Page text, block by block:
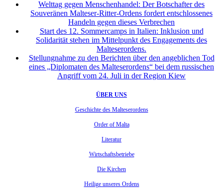
Welttag gegen Menschenhandel: Der Botschafter des
Souveränen Malteser-Ritter-Ordens fordert entschlossenes
Handeln gegen dieses Verbrechen
Start des 12. Sommercamps in Italien: Inklusion und
Solidarität stehen im Mittelpunkt des Engagements des
Malteserordens.
Stellungnahme zu den Berichten über den angeblichen Tod
eines „Diplomaten des Malteserordens“ bei dem russischen
Angriff vom 24. Juli in der Region Kiew
ÜBER UNS
Geschichte des Malteserordens
Order of Malta
Literatur
Wirtschaftsbetriebe
Die Kirchen
Heilige unseres Ordens